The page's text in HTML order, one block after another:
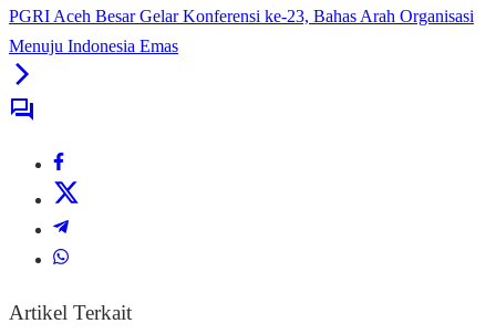
PGRI Aceh Besar Gelar Konferensi ke-23, Bahas Arah Organisasi
Menuju Indonesia Emas
Artikel Terkait